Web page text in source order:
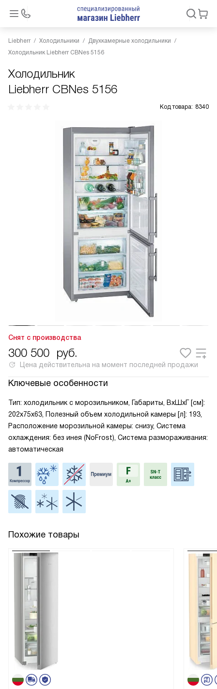
Liebherr Холодильники
Двухкамерные холодильники
Холодильник Liebherr CBNes 5156
Холодильник
Liebherr CBNes 5156
Код товара: 8340
Снят с производства
300 500 руб.
Цена действительна на момент последней продажи
Ключевые особенности
Тип: холодильник с морозильником, Габариты, ВxШxГ [см]:
202x75x63, Полезный объем холодильной камеры [л]: 193,
Расположение морозильной камеры: снизу, Система
охлаждения: без инея (NoFrost), Система размораживания:
автоматическая
Похожие товары